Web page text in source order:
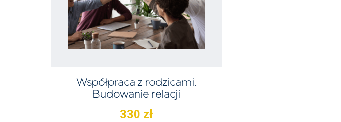
Współpraca z rodzicami.
Budowanie relacji
330 zł